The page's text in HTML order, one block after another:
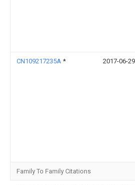
CN109217235A * 2017-06-29
Family To Family Citations